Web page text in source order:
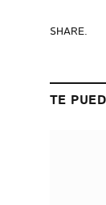
SHARE.
TE